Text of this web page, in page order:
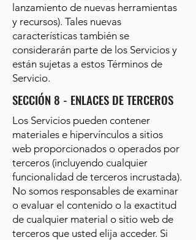
lanzamiento de nuevas herramientas
y recursos). Tales nuevas
características también se
considerarán parte de los Servicios y
están sujetas a estos Términos de
Servicio.
SECCIÓN 8 - ENLACES DE TERCEROS
Los Servicios pueden contener
materiales e hipervínculos a sitios
web proporcionados o operados por
terceros (incluyendo cualquier
funcionalidad de terceros incrustada).
No somos responsables de examinar
o evaluar el contenido o la exactitud
de cualquier material o sitio web de
terceros que usted elija acceder. Si